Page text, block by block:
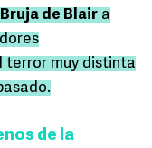
Bruja de Blair a
terror muy distinta
de la